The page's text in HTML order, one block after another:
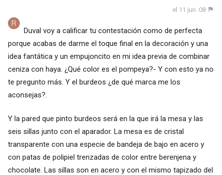
el 11 jun. 08
Duval voy a calificar tu contestación como de perfecta
porque acabas de darme el toque final en la decoración y una
idea fantática y un empujoncito en mi idea previa de combinar
ceniza con haya. ¿Qué color es el pompeya?- Y con esto ya no
te pregunto más. Y el burdeos ¿de qué marca me los
aconsejas?.
Y la pared que pinto burdeos será en la que irá la mesa y las
seis sillas junto con el aparador. La mesa es de cristal
transparente con una especie de bandeja de bajo en acero y
con patas de polipiel trenzadas de color entre berenjena y
chocolate. Las sillas son en acero y con el mismo tapizado del